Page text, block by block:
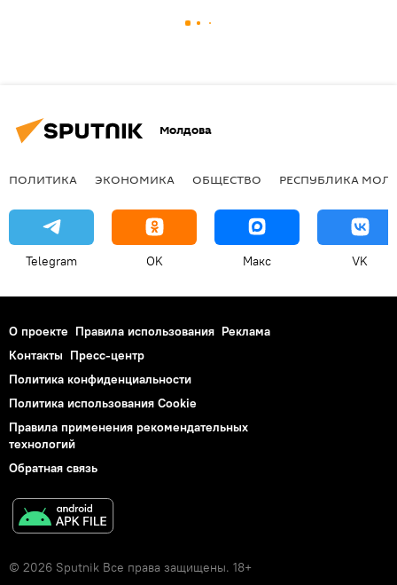
Молдова
ПОЛИТИКА ЭКОНОМИКА ОБЩЕСТВО РЕСПУБЛИКА
Telegram OK Макс VK
О проекте Правила использования Реклама
Контакты Пресс-центр
Политика конфиденциальности
Политика использования Cookie
Правила применения рекомендательных
технологий
Обратная связь
© 2026 Sputnik Все права защищены. 18+